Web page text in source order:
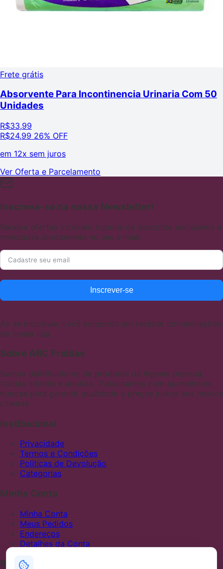
Frete grátis
Absorvente Para Incontinencia Urinaria Com 50
Unidades
R$33,99
R$24,99 26% OFF
em 12x sem juros
Ver Oferta e Parcelamento
Inscreva-se na nossa Newsletter!
Receba ofertas incríveis, cupons de desconto exclusivos e
novidades diretamente no seu e-mail.
Inscrever-se
Ao se inscrever, você concorda em receber comunicações
de nossa loja.
Sobre ABC Fraldas
Somos distribuidores de produtos de higiene pessoal,
fraldas infantis e adultas. Trabalhamos com as melhores
marcas para garantir qualidade e preços justos aos nossos
clientes
Institucional
Privacidade
Termos e Condições
Políticas de Devolução
Categorias
Minha Conta
Minha Conta
Meus Pedidos
Endereços
Detalhes da Conta
Redes Sociais